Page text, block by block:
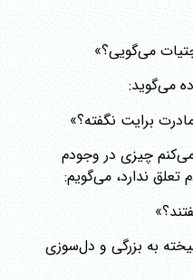
می‌گویی؟»
می‌گوید:
برایت نگفته؟»
چیزی در وجودم
تعلق ندارد، می‌گویم:
به بزرگی و دل‌سوزی